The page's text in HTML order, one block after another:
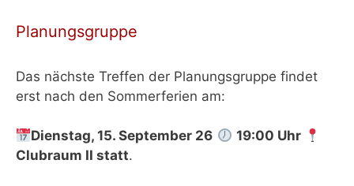
Planungsgruppe
Das nächste Treffen der Planungsgruppe findet
erst nach den Sommerferien am:
Dienstag, 15. September 26
19:00 Uhr
Clubraum II statt.